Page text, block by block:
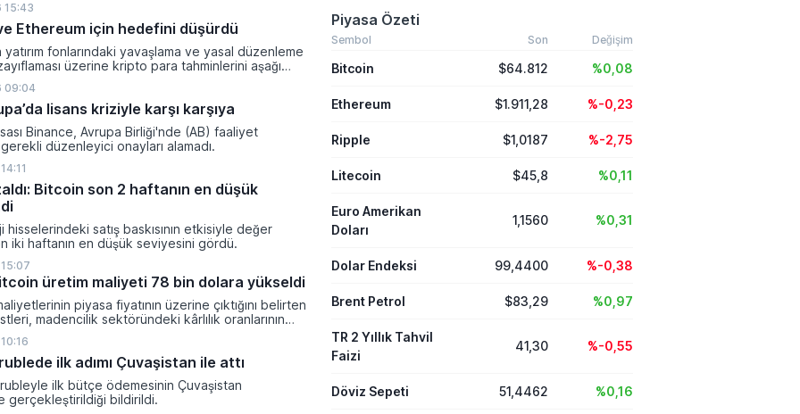
15:43
Ethereum için hedefini düşürdü
fonlarındaki yavaşlama ve yasal düzenleme
üzerine kripto para tahminlerini aşağı
09:04
lisans kriziyle karşı karşıya
Binance, Avrupa Birliği'nde (AB) faaliyet
düzenleyici onayları alamadı.
Bitcoin son 2 haftanın en düşük
satış baskısının etkisiyle değer
iki haftanın en düşük seviyesini gördü.
üretim maliyeti 78 bin dolara yükseldi
piyasa fiyatının üzerine çıktığını belirten
madencilik sektöründeki kârlılık oranlarının
ilk adımı Çuvaşistan ile attı
rubleyle ilk bütçe ödemesinin Çuvaşistan
gerçekleştirildiği bildirildi.
katılım oranının 2021 başından bu
yana en düşük seviyeye inmesi,
işsizlik rakamlarındaki bu
Piyasa Özeti
Sembol Son Değişim
Bitcoin $64.812 %0,08
Ethereum $1.911,28 %-0,23
Ripple $1,0187 %-2,75
Litecoin $45,8 %0,11
Euro Amerikan
Doları
1,1560 %0,31
Dolar Endeksi 99,4400 %-0,38
Brent Petrol $83,29 %0,97
TR 2 Yıllık Tahvil
Faizi
41,30 %-0,55
Döviz Sepeti 51,4462 %0,16